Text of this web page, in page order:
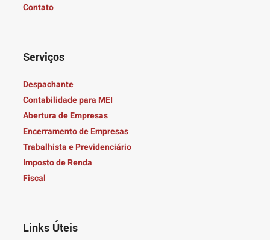
Contato
Serviços
Despachante
Contabilidade para MEI
Abertura de Empresas
Encerramento de Empresas
Trabalhista e Previdenciário
Imposto de Renda
Fiscal
Links Úteis